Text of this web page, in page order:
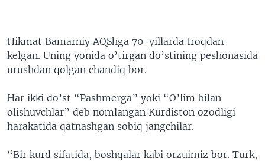
Hikmat Bamarniy AQShga 70-yillarda Iroqdan
kelgan. Uning yonida o’tirgan do’stining peshonasida
urushdan qolgan chandiq bor.
Har ikki do’st “Pashmerga” yoki “O’lim bilan
olishuvchlar” deb nomlangan Kurdiston ozodligi
harakatida qatnashgan sobiq jangchilar.
“Bir kurd sifatida, boshqalar kabi orzuimiz bor. Turk,